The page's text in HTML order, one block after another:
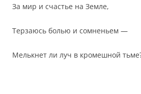
За мир и счастье на Земле,
Терзаюсь болью и сомненьем —
Мелькнет ли луч в кромешной